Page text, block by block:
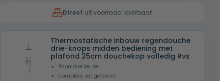
€ 869,00.€ 569,00.
Direct uit voorraad leverbaar
Thermostatische inbouw regendouche
drie-knops midden bediening met
plafond 25cm douchekop volledig Rvs
Populaire keuze
Complete set geleverd